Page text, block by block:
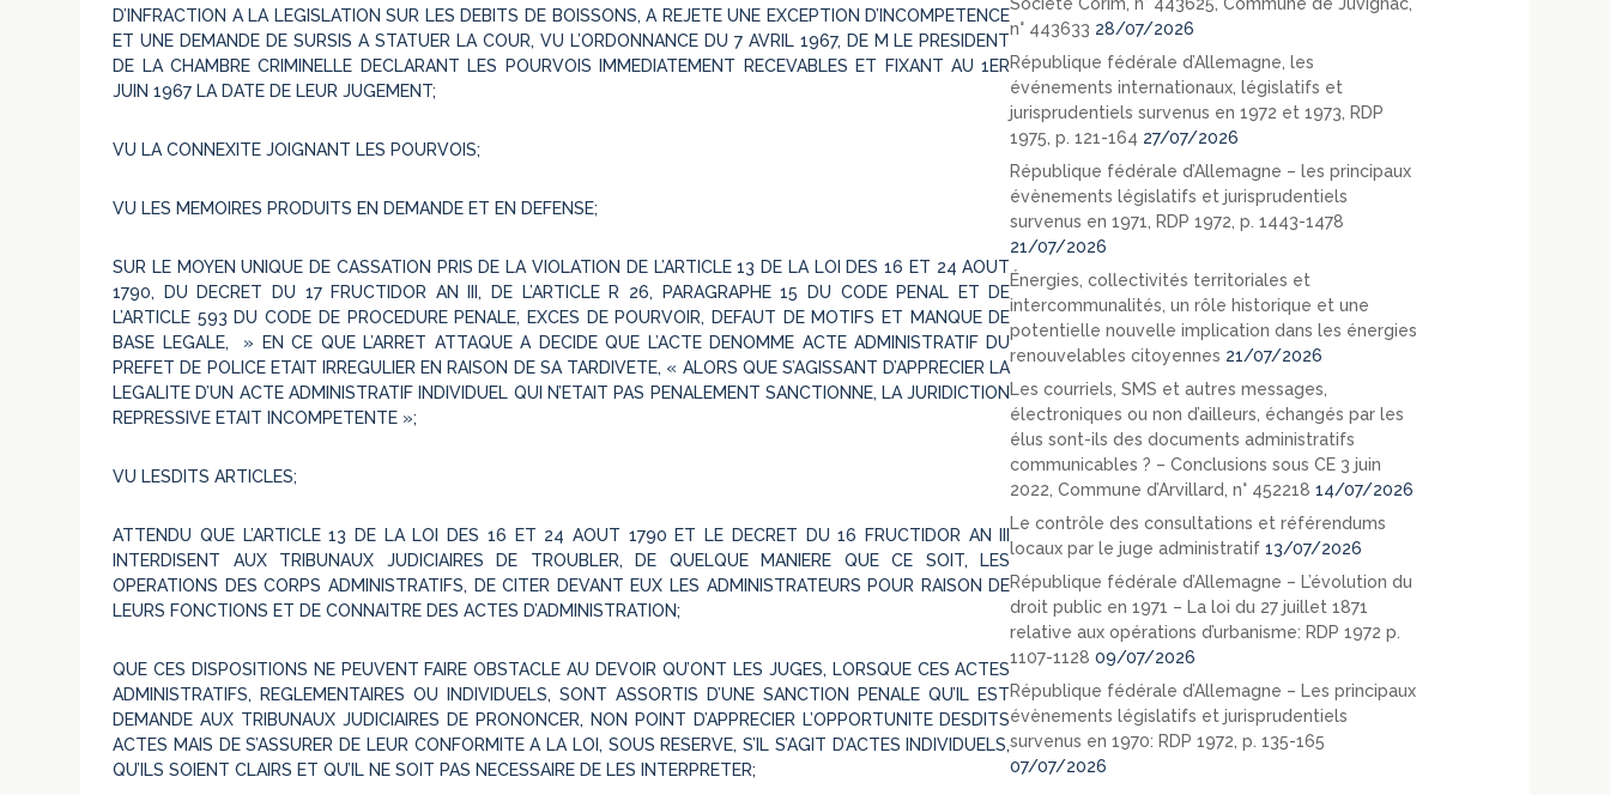
D’INFRACTION A LA LEGISLATION SUR LES DEBITS DE BOISSONS, A REJETE UNE EXCEPTION D’INCOMPETENCE
ET UNE DEMANDE DE SURSIS A STATUER LA COUR, VU L’ORDONNANCE DU 7 AVRIL 1967, DE M LE PRESIDENT
DE LA CHAMBRE CRIMINELLE DECLARANT LES POURVOIS IMMEDIATEMENT RECEVABLES ET FIXANT AU 1ER
JUIN 1967 LA DATE DE LEUR JUGEMENT;
VU LA CONNEXITE JOIGNANT LES POURVOIS;
VU LES MEMOIRES PRODUITS EN DEMANDE ET EN DEFENSE;
SUR LE MOYEN UNIQUE DE CASSATION PRIS DE LA VIOLATION DE L’ARTICLE 13 DE LA LOI DES 16 ET 24 AOUT
1790, DU DECRET DU 17 FRUCTIDOR AN III, DE L’ARTICLE R 26, PARAGRAPHE 15 DU CODE PENAL ET DE
L’ARTICLE 593 DU CODE DE PROCEDURE PENALE, EXCES DE POURVOIR, DEFAUT DE MOTIFS ET MANQUE DE
BASE LEGALE, » EN CE QUE L’ARRET ATTAQUE A DECIDE QUE L’ACTE DENOMME ACTE ADMINISTRATIF DU
PREFET DE POLICE ETAIT IRREGULIER EN RAISON DE SA TARDIVETE, « ALORS QUE S’AGISSANT D’APPRECIER LA
LEGALITE D’UN ACTE ADMINISTRATIF INDIVIDUEL QUI N’ETAIT PAS PENALEMENT SANCTIONNE, LA JURIDICTION
REPRESSIVE ETAIT INCOMPETENTE »;
VU LESDITS ARTICLES;
ATTENDU QUE L’ARTICLE 13 DE LA LOI DES 16 ET 24 AOUT 1790 ET LE DECRET DU 16 FRUCTIDOR AN III
INTERDISENT AUX TRIBUNAUX JUDICIAIRES DE TROUBLER, DE QUELQUE MANIERE QUE CE SOIT, LES
OPERATIONS DES CORPS ADMINISTRATIFS, DE CITER DEVANT EUX LES ADMINISTRATEURS POUR RAISON DE
LEURS FONCTIONS ET DE CONNAITRE DES ACTES D’ADMINISTRATION;
QUE CES DISPOSITIONS NE PEUVENT FAIRE OBSTACLE AU DEVOIR QU’ONT LES JUGES, LORSQUE CES ACTES
ADMINISTRATIFS, REGLEMENTAIRES OU INDIVIDUELS, SONT ASSORTIS D’UNE SANCTION PENALE QU’IL EST
DEMANDE AUX TRIBUNAUX JUDICIAIRES DE PRONONCER, NON POINT D’APPRECIER L’OPPORTUNITE DESDITS
ACTES MAIS DE S’ASSURER DE LEUR CONFORMITE A LA LOI, SOUS RESERVE, S’IL S’AGIT D’ACTES INDIVIDUELS,
QU’ILS SOIENT CLAIRS ET QU’IL NE SOIT PAS NECESSAIRE DE LES INTERPRETER;
Société Corim, n° 443625, Commune de Juvignac,
n° 443633 28/07/2026
République fédérale d’Allemagne, les
événements internationaux, législatifs et
jurisprudentiels survenus en 1972 et 1973, RDP
1975, p. 121-164 27/07/2026
République fédérale d’Allemagne – les principaux
évènements législatifs et jurisprudentiels
survenus en 1971, RDP 1972, p. 1443-1478
21/07/2026
Énergies, collectivités territoriales et
intercommunalités, un rôle historique et une
potentielle nouvelle implication dans les énergies
renouvelables citoyennes 21/07/2026
Les courriels, SMS et autres messages,
électroniques ou non d’ailleurs, échangés par les
élus sont-ils des documents administratifs
communicables ? – Conclusions sous CE 3 juin
2022, Commune d’Arvillard, n° 452218 14/07/2026
Le contrôle des consultations et référendums
locaux par le juge administratif 13/07/2026
République fédérale d’Allemagne – L’évolution du
droit public en 1971 – La loi du 27 juillet 1871
relative aux opérations d’urbanisme: RDP 1972 p.
1107-1128 09/07/2026
République fédérale d’Allemagne – Les principaux
évènements législatifs et jurisprudentiels
survenus en 1970: RDP 1972, p. 135-165
07/07/2026